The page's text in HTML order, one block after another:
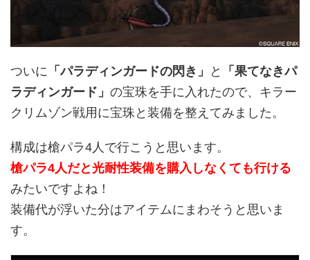
ついに 「パラディンガードの閃き」 と
「果てなきパ
ラディンガード」 の宝珠を手に入れたので、キラー
クリムゾン戦用に宝珠と装備を整えてみました。
構成は槍パラ4人で行こうと思います。
槍パラ4人だと光耐性装備を購入しなくても行ける
みたいですよね！
装備代が浮いた分はアイテムにまわそうと思いま
す。